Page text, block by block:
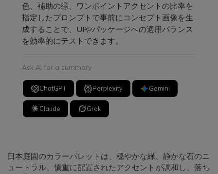
色、補助の緑、ワンポイントアクセントの比率を
指定したプロンプトで事前にコンセプト画像を生
成することで、UIやパッケージへの適用バランス
を効率的にテストできます。
Ask AI for a summary
ChatGPT Perplexity Gemini
Claude Grok
日本庭園のカラーパレットは、穏やかな緑、静かな石のニ
ュートラル、慎重に配置されたアクセントが調和し、落ち